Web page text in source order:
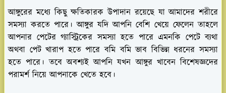
আঙ্গুরের মধ্যে কিছু ক্ষতিকারক উপাদান রয়েছে যা আমাদের শরীরে
সমস্যা করতে পারে। আঙ্গুর যদি আপনি বেশি খেয়ে ফেলেন তাহলে
আপনার পেটের গ্যাস্ট্রিকের সমস্যা হতে পারে এমনকি পেটে ব্যথা
অথবা পেট খারাপ হতে পারে বমি বমি ভাব বিভিন্ন ধরনের সমস্যা
হতে পারে। তবে অবশ্যই আপনি যখন আঙ্গুর খাবেন বিশেষজ্ঞদের
পরামর্শ নিয়ে আপনাকে খেতে হবে।